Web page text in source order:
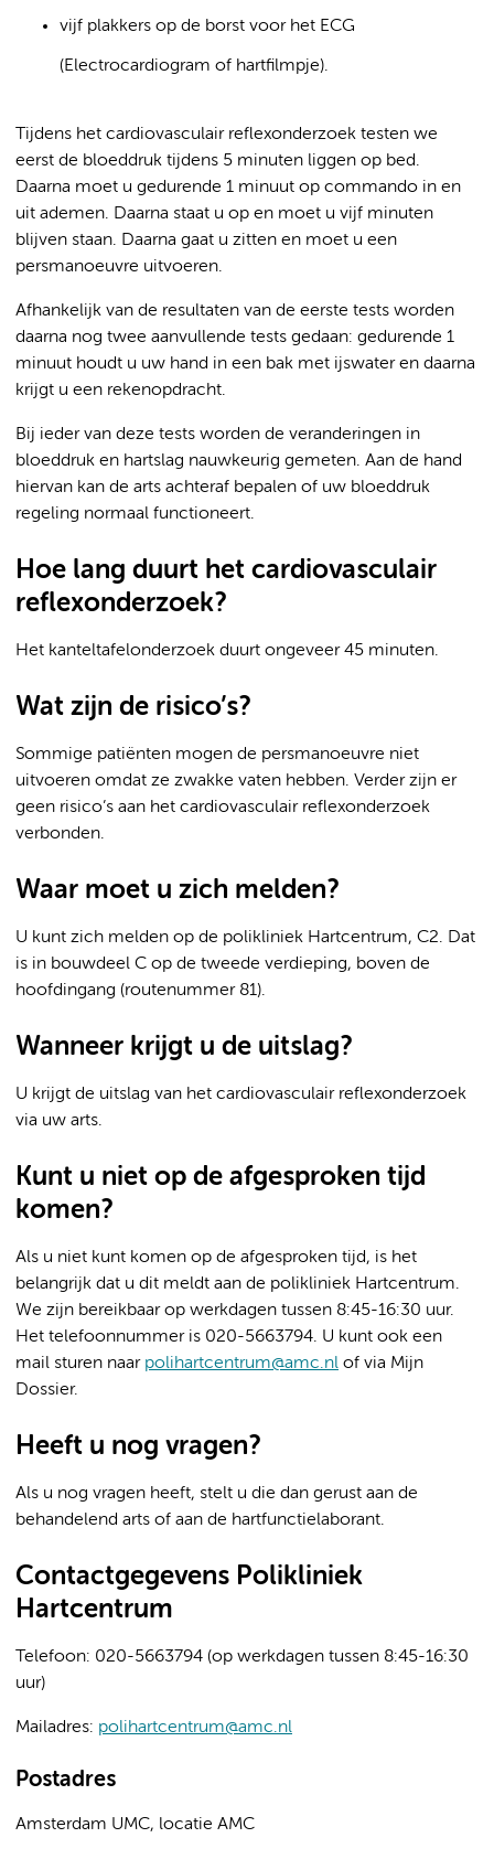
vijf plakkers op de borst voor het ECG
(Electrocardiogram of hartfilmpje).
Tijdens het cardiovasculair reflexonderzoek testen we
eerst de bloeddruk tijdens 5 minuten liggen op bed.
Daarna moet u gedurende 1 minuut op commando in en
uit ademen. Daarna staat u op en moet u vijf minuten
blijven staan. Daarna gaat u zitten en moet u een
persmanoeuvre uitvoeren.
Afhankelijk van de resultaten van de eerste tests worden
daarna nog twee aanvullende tests gedaan: gedurende 1
minuut houdt u uw hand in een bak met ijswater en daarna
krijgt u een rekenopdracht.
Bij ieder van deze tests worden de veranderingen in
bloeddruk en hartslag nauwkeurig gemeten. Aan de hand
hiervan kan de arts achteraf bepalen of uw bloeddruk
regeling normaal functioneert.
Hoe lang duurt het cardiovasculair
reflexonderzoek?
Het kanteltafelonderzoek duurt ongeveer 45 minuten.
Wat zijn de risico’s?
Sommige patiënten mogen de persmanoeuvre niet
uitvoeren omdat ze zwakke vaten hebben. Verder zijn er
geen risico’s aan het cardiovasculair reflexonderzoek
verbonden.
Waar moet u zich melden?
U kunt zich melden op de polikliniek Hartcentrum, C2. Dat
is in bouwdeel C op de tweede verdieping, boven de
hoofdingang (routenummer 81).
Wanneer krijgt u de uitslag?
U krijgt de uitslag van het cardiovasculair reflexonderzoek
via uw arts.
Kunt u niet op de afgesproken tijd
komen?
Als u niet kunt komen op de afgesproken tijd, is het
belangrijk dat u dit meldt aan de polikliniek Hartcentrum.
We zijn bereikbaar op werkdagen tussen 8:45-16:30 uur.
Het telefoonnummer is 020-5663794. U kunt ook een
mail sturen naar polihartcentrum@amc.nl of via Mijn
Dossier.
Heeft u nog vragen?
Als u nog vragen heeft, stelt u die dan gerust aan de
behandelend arts of aan de hartfunctielaborant.
Contactgegevens Polikliniek
Hartcentrum
Telefoon: 020-5663794 (op werkdagen tussen 8:45-16:30
uur)
Mailadres: polihartcentrum@amc.nl
Postadres
Amsterdam UMC, locatie AMC